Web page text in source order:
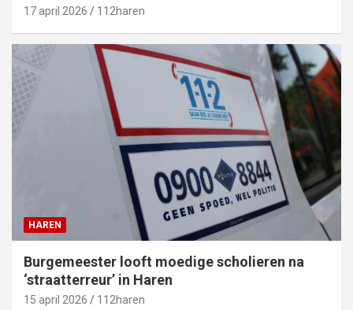
17 april 2026 112haren
HAREN
Burgemeester looft moedige scholieren na
‘straatterreur’ in Haren
15 april 2026 112haren